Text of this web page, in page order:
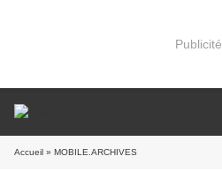
Publicité
Accueil » MOBILE.ARCHIVES